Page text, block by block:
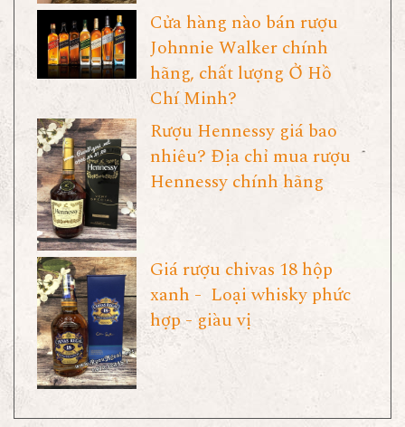
Cửa hàng nào bán rượu
Johnnie Walker chính
hãng, chất lượng Ở Hồ
Chí Minh?
Rượu Hennessy giá bao
nhiêu? Địa chỉ mua rượu
Hennessy chính hãng
Giá rượu chivas 18 hộp
xanh - Loại whisky phức
hợp - giàu vị